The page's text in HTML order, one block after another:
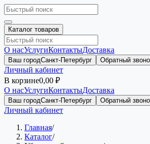
Каталог товаров
О насУслугиКонтактыДоставка
Ваш городСанкт-Петербург Обратный
Личный кабинет
В корзине0,00 ₽
О насУслугиКонтактыДоставка
Ваш городСанкт-Петербург Обратный
Личный кабинет
Главная/
Каталог/